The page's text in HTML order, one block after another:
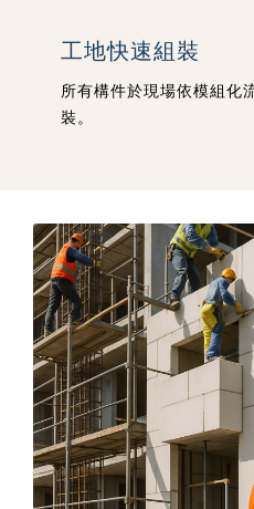
工地快速組裝
所有構件於現場依模組化
裝。